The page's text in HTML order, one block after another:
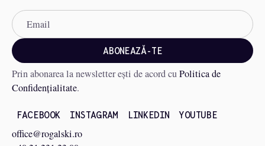
Prin abonarea la newsletter ești de acord cuPolitica de
Confidențialitate.
FACEBOOK INSTAGRAM LINKEDIN YOUTUBE
office@rogalski.ro